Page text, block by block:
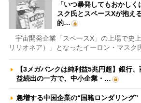
「いつ暴発してもおかし
スク氏とスペースXが抱え
的…
宇宙開発企業「スペースX」の上場で史
リリオネア）」となったイーロン・マスク
【3メガバンクは純利益5兆円超】銀行
益続出の一方で、中小企業・…
急増する中国企業の“国籍ロンダリング